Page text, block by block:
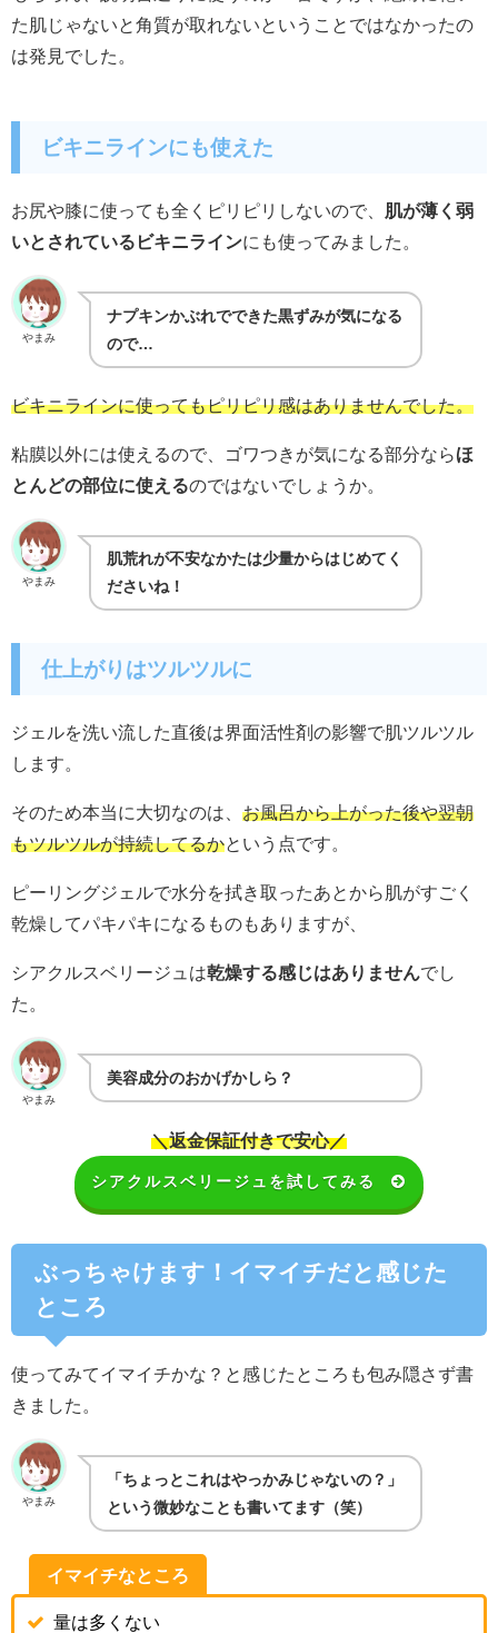
た肌じゃないと角質が取れないということではなかったの
は発見でした。
ビキニラインにも使えた
お尻や膝に使っても全くピリピリしないので、 肌が薄く弱
いとされているビキニラインにも使ってみました。
やまみ
ナプキンかぶれでできた黒ずみが気になる
ので…
ビキニラインに使ってもピリピリ感はありませんでした。
粘膜以外には使えるので、ゴワつきが気になる部分ならほ
とんどの部位に使えるのではないでしょうか。
やまみ
肌荒れが不安なかたは少量からはじめてく
ださいね！
仕上がりはツルツルに
ジェルを洗い流した直後は界面活性剤の影響で肌ツルツル
します。
そのため本当に大切なのは、 お風呂から上がった後や翌朝
もツルツルが持続してるかという点です。
ピーリングジェルで水分を拭き取ったあとから肌がすごく
乾燥してパキパキになるものもありますが、
シアクルスベリージュは乾燥する感じはありませんでし
た。
やまみ
美容成分のおかげかしら？
＼返金保証付きで安心／
シアクルスベリージュを試してみる
ぶっちゃけます！イマイチだと感じた
ところ
使ってみてイマイチかな？と感じたところも包み隠さず書
きました。
やまみ
「ちょっとこれはやっかみじゃないの？」
という微妙なことも書いてます（笑）
イマイチなところ
量は多くない